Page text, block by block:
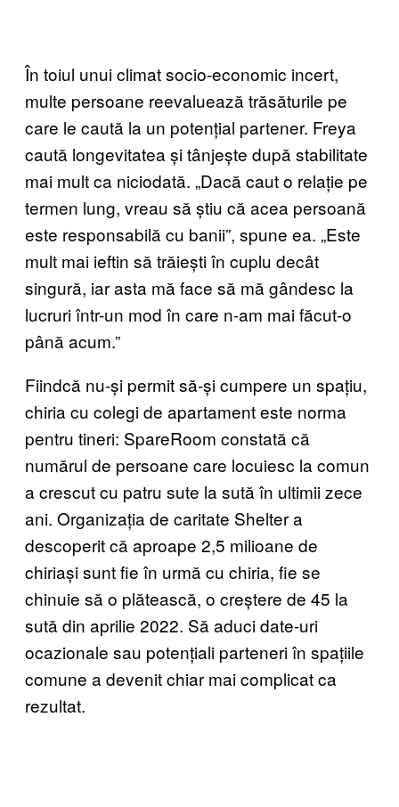
În toiul unui climat socio-economic incert,
multe persoane reevaluează trăsăturile pe
care le caută la un potențial partener. Freya
caută longevitatea și tânjește după stabilitate
mai mult ca niciodată. „Dacă caut o relație pe
termen lung, vreau să știu că acea persoană
este responsabilă cu banii”, spune ea. „Este
mult mai ieftin să trăiești în cuplu decât
singură, iar asta mă face să mă gândesc la
lucruri într-un mod în care n-am mai făcut-o
până acum.”
Fiindcă nu-și permit să-și cumpere un spațiu,
chiria cu colegi de apartament este norma
pentru tineri: SpareRoom constată că
numărul de persoane care locuiesc la comun
a crescut cu patru sute la sută în ultimii zece
ani. Organizația de caritate Shelter a
descoperit că aproape 2,5 milioane de
chiriași sunt fie în urmă cu chiria, fie se
chinuie să o plătească, o creștere de 45 la
sută din aprilie 2022. Să aduci date-uri
ocazionale sau potențiali parteneri în spațiile
comune a devenit chiar mai complicat ca
rezultat.